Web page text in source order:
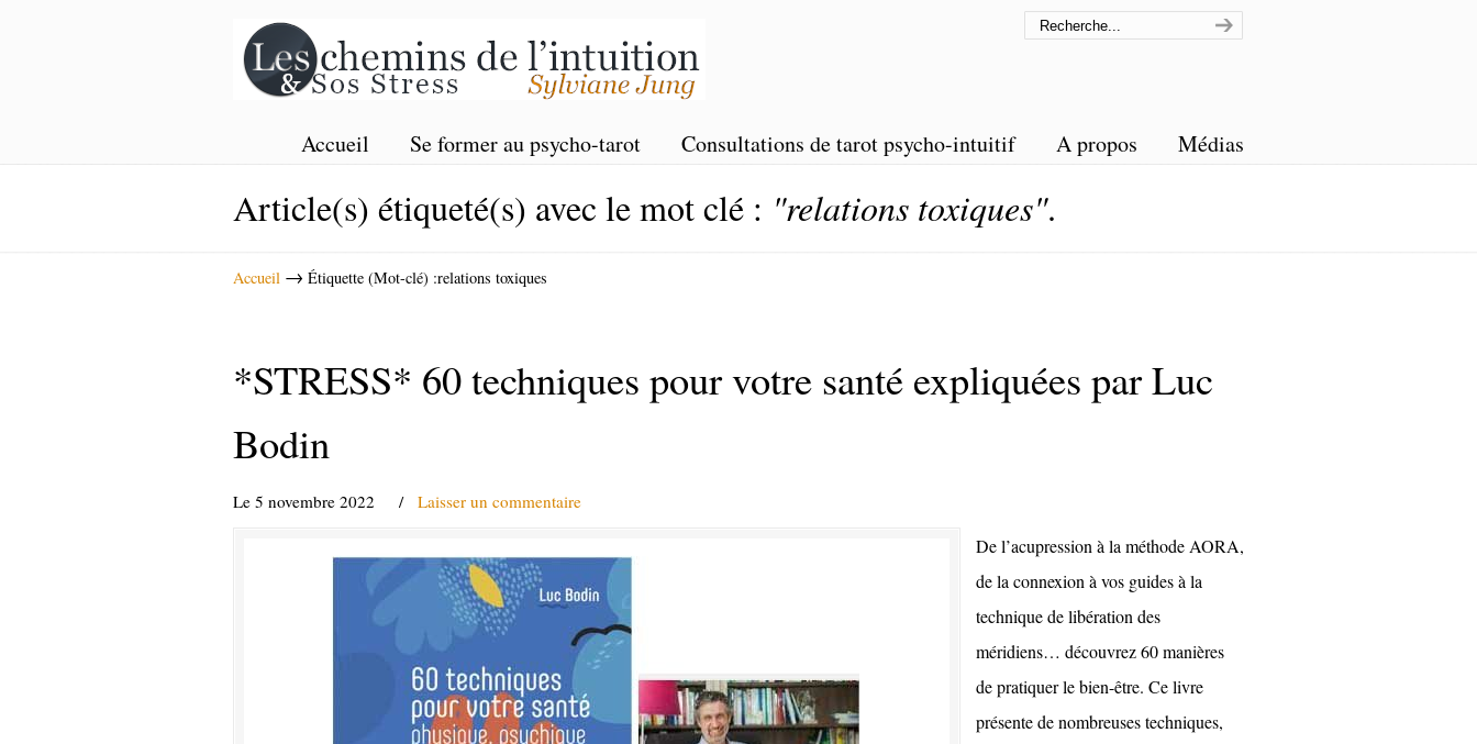
Accueil Se former au psycho-tarot Consultations de tarot psycho-intuitif A propos Médias
Article(s) étiqueté(s) avec le mot clé : "relations toxiques".
Accueil → Étiquette (Mot-clé) :relations toxiques
*STRESS* 60 techniques pour votre santé expliquées par Luc
Bodin
Le 5 novembre 2022 / Laisser un commentaire
De l’acupression à la méthode AORA,
de la connexion à vos guides à la
technique de libération des
méridiens… découvrez 60 manières
de pratiquer le bien-être. Ce livre
présente de nombreuses techniques,